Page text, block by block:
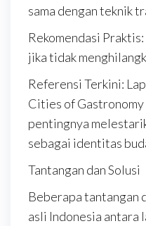
sama dengan teknik
Rekomendasi
jika tidak
Referensi Terkini:
Cities of Gastronomy
pentingnya
sebagai identitas
Tantangan dan Solusi
Beberapa tantangan
asli Indonesia antara